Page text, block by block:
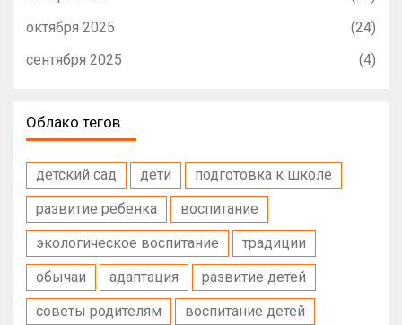
октября 2025
(24)
сентября 2025
(4)
Облако тегов
детский сад дети
подготовка к школе
развитие ребенка
воспитание
экологическое воспитание
традиции
обычаи
адаптация
развитие детей
советы родителям
воспитание детей